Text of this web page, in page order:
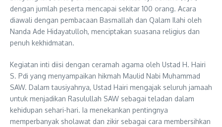
dengan jumlah peserta mencapai sekitar 100 orang. Acara
diawali dengan pembacaan Basmallah dan Qalam Ilahi oleh
Nanda Ade Hidayatulloh, menciptakan suasana religius dan
penuh kekhidmatan.
Kegiatan inti diisi dengan ceramah agama oleh Ustad H. Hairi
S. Pdi yang menyampaikan hikmah Maulid Nabi Muhammad
SAW. Dalam tausiyahnya, Ustad Hairi mengajak seluruh jamaah
untuk menjadikan Rasulullah SAW sebagai teladan dalam
kehidupan sehari-hari. Ia menekankan pentingnya
memperbanyak sholawat dan zikir sebagai cara membersihkan